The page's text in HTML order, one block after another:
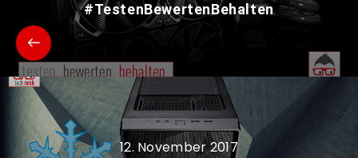
#TestenBewertenBehalten
12. November 2017